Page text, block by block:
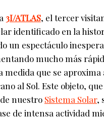
3I/ATLAS, el tercer
identificado en la
un espectáculo
mucho más
medida que se aproxima
al Sol. Este objeto,
nuestro Sistema Solar,
de intensa actividad